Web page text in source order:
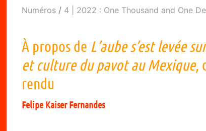
Numéros 4 | 2022 : One Thousand and One
À propos de L’aube s’est levée
et culture du pavot au Mexique,
rendu
Felipe KaiserFernandes